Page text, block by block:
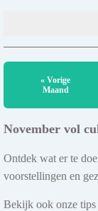
« Vorige
Maand
November vol
Ontdek wat er te
voorstellingen en
Bekijk ook onze tips